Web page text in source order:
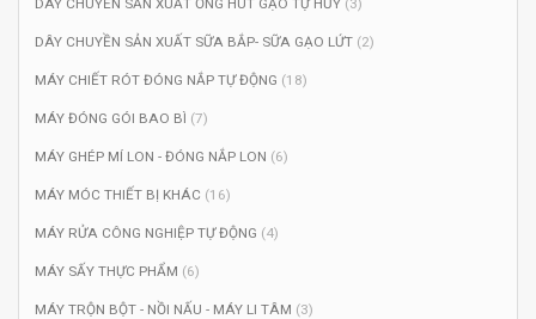
DÂY CHUYỀN SẢN XUẤT SỮA BẮP- SỮA GẠO LỨT (2)
MÁY CHIẾT RÓT ĐÓNG NẮP TỰ ĐỘNG (18)
MÁY ĐÓNG GÓI BAO BÌ (7)
MÁY GHÉP MÍ LON - ĐÓNG NẮP LON (6)
MÁY MÓC THIẾT BỊ KHÁC (16)
MÁY RỬA CÔNG NGHIỆP TỰ ĐỘNG (4)
MÁY SẤY THỰC PHẨM (6)
MÁY TRỘN BỘT - NỒI NẤU - MÁY LI TÂM (3)